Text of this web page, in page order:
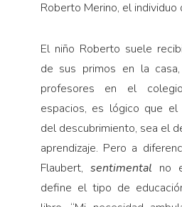
Roberto Merino, el individuo
El niño Roberto suele
de sus primos en la
profesores en el
espacios, es lógico que
del descubrimiento, sea el
aprendizaje. Pero a
Flaubert, sentimental no
define el tipo de